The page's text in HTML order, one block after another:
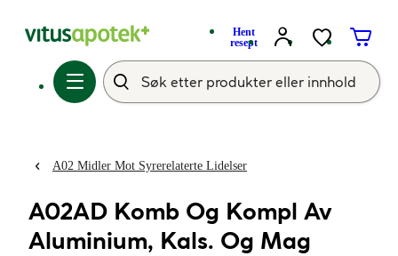
Hent
resept
A02 Midler Mot Syrerelaterte Lidelser
A02AD Komb Og Kompl Av
Aluminium, Kals. Og Mag